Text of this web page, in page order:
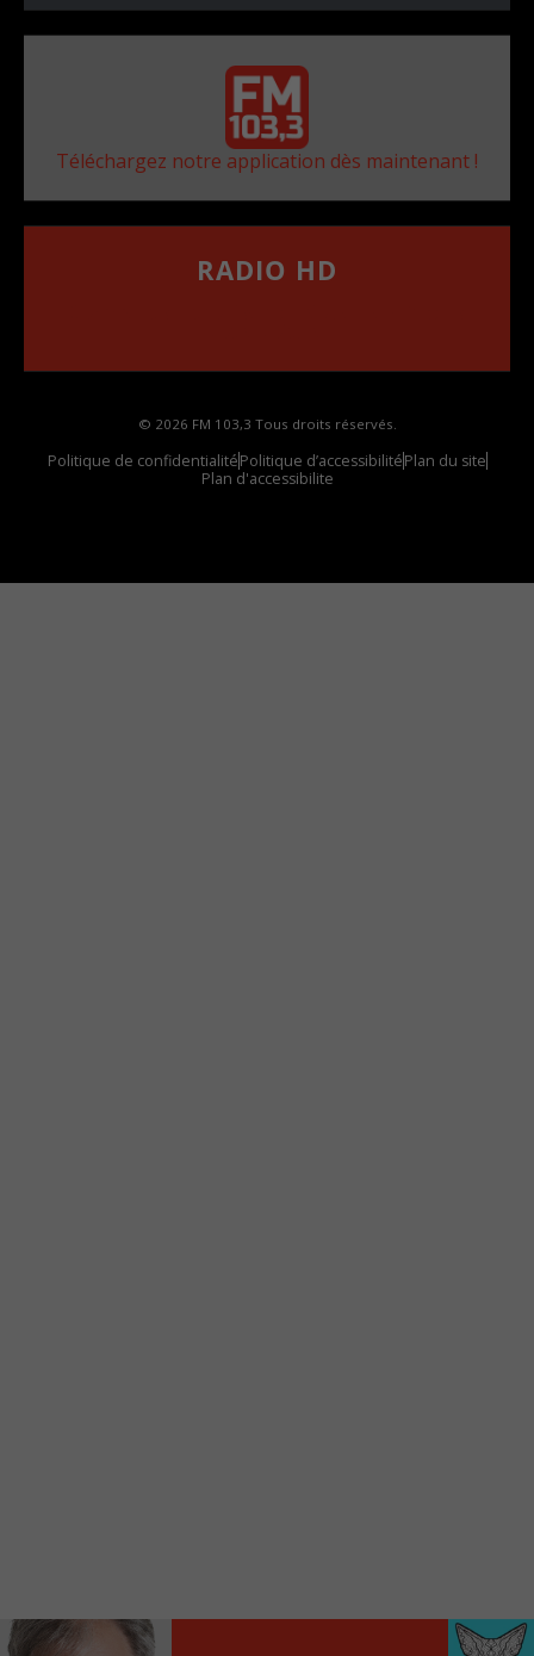
Téléchargez notre application dès maintenant !
RADIO HD
© 2026 FM 103,3 Tous droits réservés.
Politique de confidentialitéPolitique d’accessibilitéPlan du site
Plan d'accessibilite
Audio
00:00